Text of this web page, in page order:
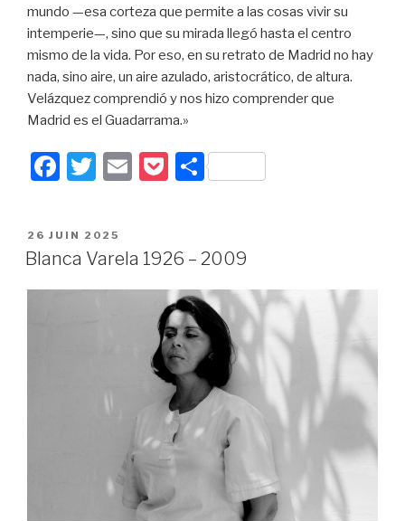
mundo —esa corteza que permite a las cosas vivir su
intemperie—, sino que su mirada llegó hasta el centro
mismo de la vida. Por eso, en su retrato de Madrid no hay
nada, sino aire, un aire azulado, aristocrático, de altura.
Velázquez comprendió y nos hizo comprender que
Madrid es el Guadarrama.»
F
c
e
b
T
tt
er
E
P
k
et
P
g
er
PUBLIÉ
LE
26 JUIN 2025
Blanca Varela 1926 – 2009